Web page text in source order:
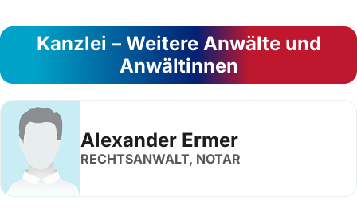
Kanzlei – Weitere Anwälte und
Anwältinnen
Alexander Ermer
RECHTSANWALT, NOTAR